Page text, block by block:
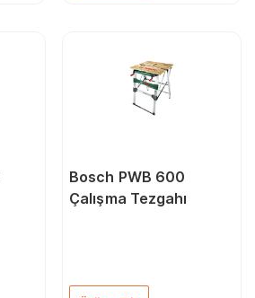
Bosch PWB 600
Çalışma Tezgahı